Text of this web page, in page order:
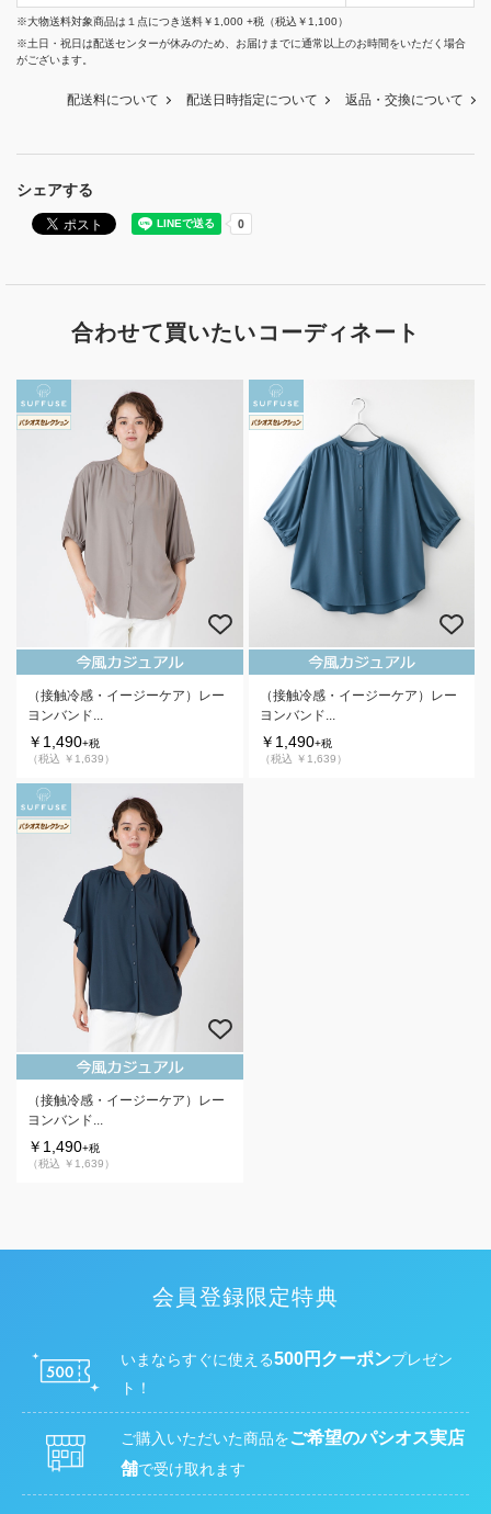
シェアする
※大物送料対象商品は１点につき送料￥1,000 +税（税込￥1,100）
※土日・祝日は配送センターが休みのため、お届けまでに通常以上のお時間をいただく場合
がございます。
配送料について 配送日時指定について 返品・交換について
合わせて買いたいコーディネート
（接触冷感・イージーケア）レー
ヨンバンド...
￥1,490+税
（税込 ￥1,639）
（接触冷感・イージーケア）レー
ヨンバンド...
￥1,490+税
（税込 ￥1,639）
（接触冷感・イージーケア）レー
ヨンバンド...
￥1,490+税
（税込 ￥1,639）
会員登録限定特典
いまならすぐに使える500円クーポンプレゼン
ト！
ご購入いただいた商品をご希望のパシオス実店
舗で受け取れます